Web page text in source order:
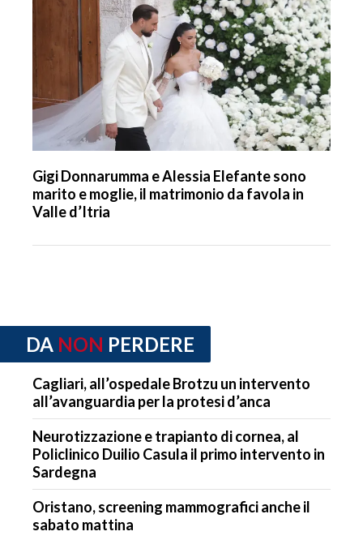
Gigi Donnarumma e Alessia Elefante sono
marito e moglie, il matrimonio da favola in
Valle d’Itria
DA NON PERDERE
Cagliari, all’ospedale Brotzu un intervento
all’avanguardia per la protesi d’anca
Neurotizzazione e trapianto di cornea, al
Policlinico Duilio Casula il primo intervento in
Sardegna
Oristano, screening mammografici anche il
sabato mattina